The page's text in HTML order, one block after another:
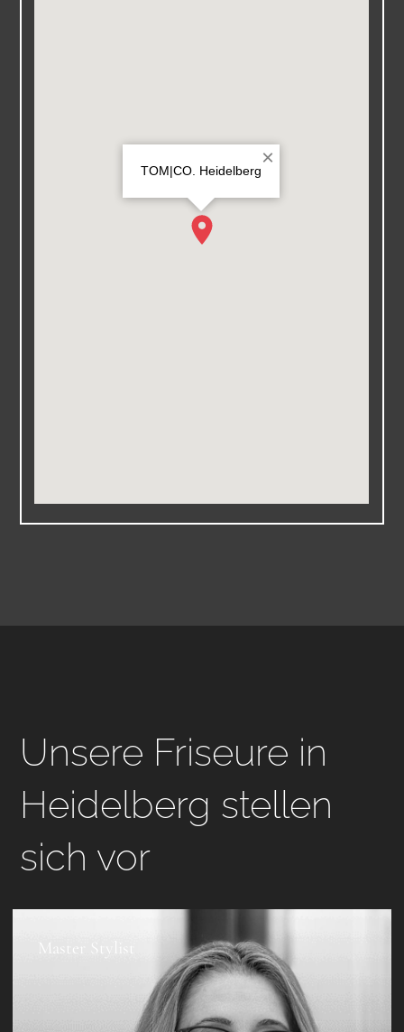
Unsere Friseure in
Heidelberg stellen
sich vor
Master Stylist